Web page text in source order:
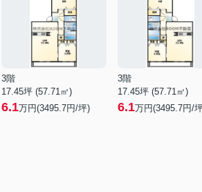
3階
17.45坪 (57.71㎡)
6.1万円(3495.7円/坪)
3階
17.45坪 (57.71㎡)
6.1万円(3495.7円/